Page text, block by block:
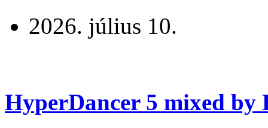
2026. július 10.
HyperDancer 5 mixed by